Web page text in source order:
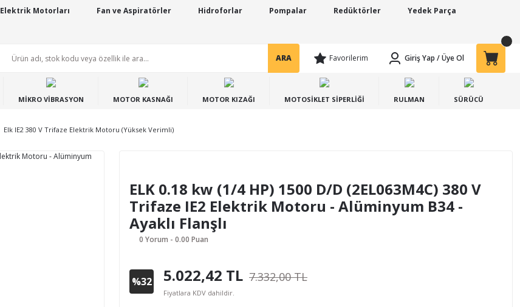
Elektrik Motorları Fan ve Aspiratörler Hidroforlar Pompalar Redüktörler Yedek Parça
ARA Favorilerim Giriş Yap /Üye Ol
MİKRO VİBRASYON MOTOR KASNAĞI MOTOR KIZAĞI MOTOSİKLET SİPERLİĞİ RULMAN SÜRÜCÜ
Elk IE2 380 V Trifaze Elektrik Motoru (Yüksek Verimli)
ELK 0.18 kw (1/4 HP) 1500 D/D (2EL063M4C) 380 V
Trifaze IE2 Elektrik Motoru - Alüminyum B34 -
Ayaklı Flanşlı
0 Yorum - 0.00 Puan
%32 5.022,42 TL 7.332,00 TL
Fiyatlara KDV dahildir.